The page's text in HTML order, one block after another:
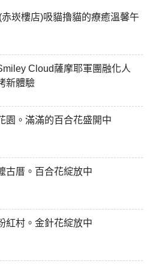
崁樓店)吸貓擼貓的療癒溫馨午
Cloud薩摩耶軍團融化人
新體驗
園。滿滿的百合花盛開中
古厝。百合花綻放中
紅村。金針花綻放中